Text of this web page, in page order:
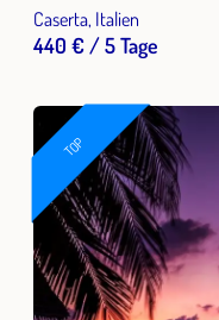
Caserta, Italien
440 € / 5 Tage
TOP